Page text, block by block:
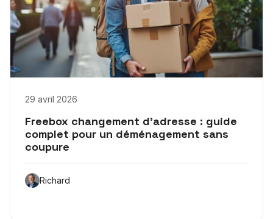
29 avril 2026
Freebox changement d’adresse : guide
complet pour un déménagement sans
coupure
Richard